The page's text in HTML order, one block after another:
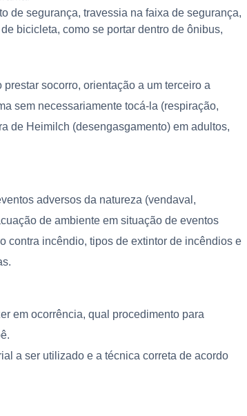
de segurança, travessia na faixa de segurança,
bicicleta, como se portar dentro de ônibus,
socorro, orientação a um terceiro a
sem necessariamente tocá-la (respiração,
de Heimilch (desengasgamento) em adultos,
adversos da natureza (vendaval,
de ambiente em situação de eventos
contra incêndio, tipos de extintor de incêndios e
em ocorrência, qual procedimento para
a ser utilizado e a técnica correta de acordo